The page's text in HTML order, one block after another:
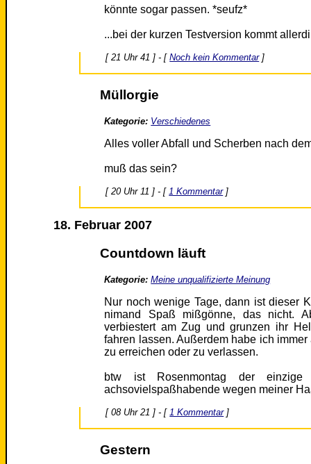
könnte sogar passen. *seufz*
...bei der kurzen Testversion kommt
[ 21 Uhr 41 ] - [Noch kein Kommentar]
Müllorgie
Kategorie: Verschiedenes
Alles voller Abfall und Scherben nach
muß das sein?
[ 20 Uhr 11 ] - [ 1 Kommentar]
18. Februar 2007
Countdown läuft
Kategorie: Meine unqualifizierte Meinung
Nur noch wenige Tage, dann ist dieser
nimand Spaß mißgönne, das nicht.
verbiestert am Zug und grunzen ihr
fahren lassen. Außerdem habe ich
zu erreichen oder zu verlassen.
btw ist Rosenmontag der
achsovielspaßhabende wegen meiner
[ 08 Uhr 21 ] - [ 1 Kommentar]
Gestern